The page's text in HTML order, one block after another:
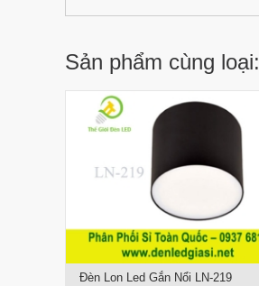
Sản phẩm cùng loại:
Đèn Lon Led Gắn Nổi LN-219